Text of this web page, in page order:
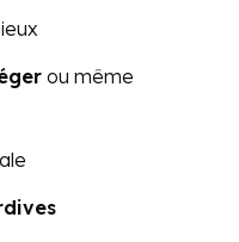
ou même